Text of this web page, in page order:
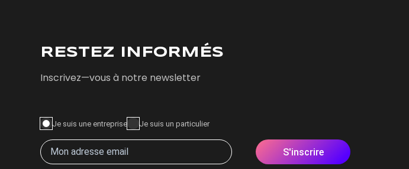
RESTEZ INFORMÉS
Inscrivez—vous à notre newsletter
Je suis une entreprise Je suis un particulier
S'inscrire